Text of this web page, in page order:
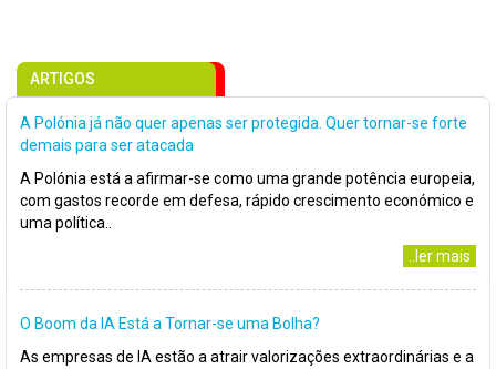
ARTIGOS
A Polónia já não quer apenas ser protegida. Quer tornar-se forte
demais para ser atacada
A Polónia está a afirmar-se como uma grande potência europeia,
com gastos recorde em defesa, rápido crescimento económico e
uma política..
..ler mais
O Boom da IA Está a Tornar-se uma Bolha?
As empresas de IA estão a atrair valorizações extraordinárias e a